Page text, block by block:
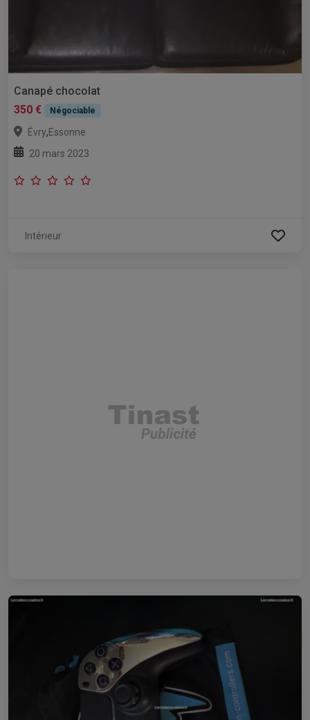
Canapé chocolat
350 €
Négociable
Évry,Essonne
20 mars 2023
Intérieur